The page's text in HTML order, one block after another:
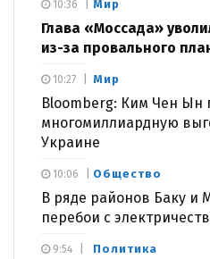
Мир
Глава «Моссада»
из-за провального
10:36
Мир
Bloomberg: Ким Чен Ын
многомиллиардную
Украине
10:27
Общество
В ряде районов Баку и
перебои с
10:06
Политика
9:54